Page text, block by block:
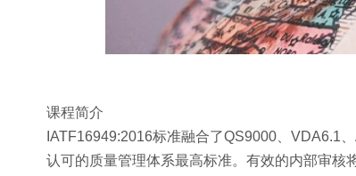
课程简介
IATF16949:2016标准融合了QS9000、VDA6.1
认可的质量管理体系最高标准。有效的内部审核